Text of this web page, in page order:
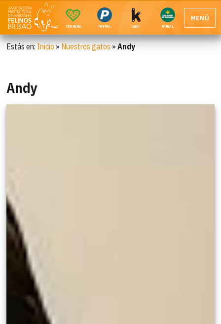
TEAMING PAYPAL BBK RURAL
MENÚ
Estás en: Inicio » Nuestros gatos »Andy
Andy